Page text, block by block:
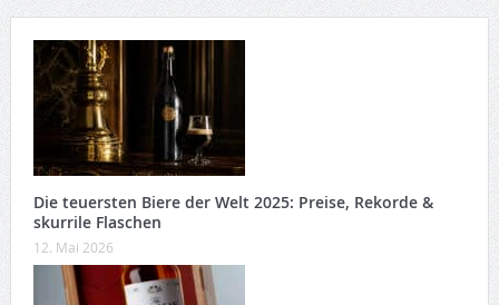
Die teuersten Biere der Welt 2025: Preise, Rekorde &
skurrile Flaschen
12. Mai 2026